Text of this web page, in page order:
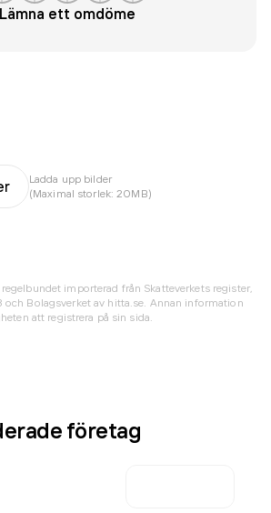
Lämna ett omdöme
Ladda upp bilder
(Maximal storlek: 20MB)
importerad från Skatteverkets register,
och Bolagsverket av hitta.se. Annan information
att registrera på sin sida.
företag